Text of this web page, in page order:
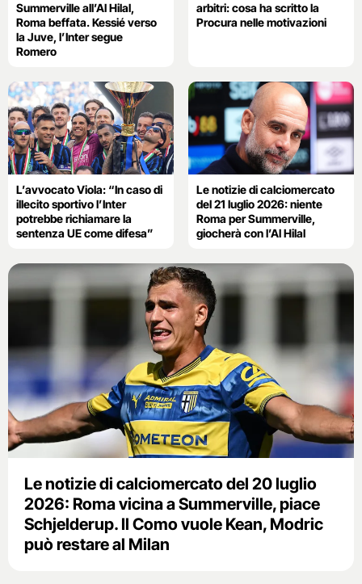
Summerville all’Al Hilal,
Roma beffata. Kessié verso
la Juve, l’Inter segue
Romero
arbitri: cosa ha scritto la
Procura nelle motivazioni
L’avvocato Viola: “In caso di
illecito sportivo l’Inter
potrebbe richiamare la
sentenza UE come difesa”
Le notizie di calciomercato
del 21 luglio 2026: niente
Roma per Summerville,
giocherà con l’Al Hilal
Le notizie di calciomercato del 20 luglio
2026: Roma vicina a Summerville, piace
Schjelderup. Il Como vuole Kean, Modric
può restare al Milan